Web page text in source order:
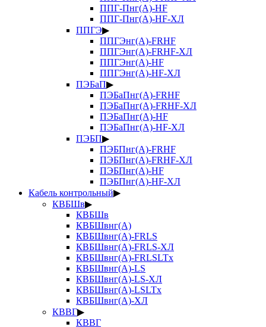
ППГ-Пнг(А)-HF
ППГ-Пнг(А)-HF-ХЛ
ППГЭ▶
ППГЭнг(А)-FRHF
ППГЭнг(А)-FRHF-ХЛ
ППГЭнг(А)-HF
ППГЭнг(А)-HF-ХЛ
ПЭБаП▶
ПЭБаПнг(А)-FRHF
ПЭБаПнг(А)-FRHF-ХЛ
ПЭБаПнг(А)-HF
ПЭБаПнг(А)-HF-ХЛ
ПЭБП▶
ПЭБПнг(А)-FRHF
ПЭБПнг(А)-FRHF-ХЛ
ПЭБПнг(А)-HF
ПЭБПнг(А)-HF-ХЛ
Кабель контрольный▶
КВБШв▶
КВБШв
КВБШвнг(А)
КВБШвнг(А)-FRLS
КВБШвнг(А)-FRLS-ХЛ
КВБШвнг(А)-FRLSLTx
КВБШвнг(А)-LS
КВБШвнг(А)-LS-ХЛ
КВБШвнг(А)-LSLTx
КВБШвнг(А)-ХЛ
КВВГ▶
КВВГ